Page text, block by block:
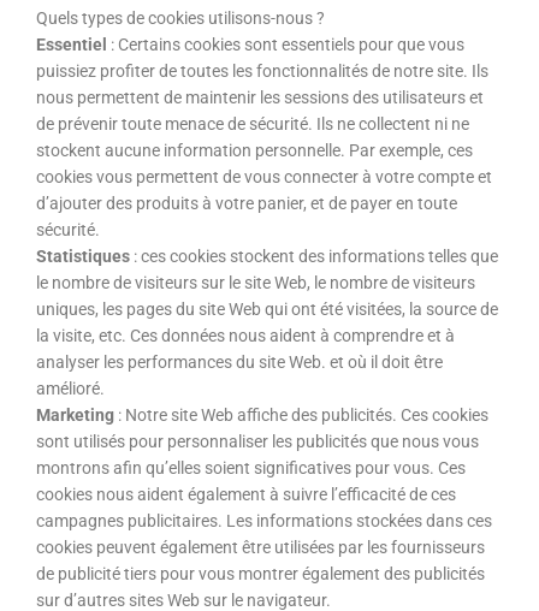
Quels types de cookies utilisons-nous ?
Essentiel : Certains cookies sont essentiels pour que vous
puissiez profiter de toutes les fonctionnalités de notre site. Ils
nous permettent de maintenir les sessions des utilisateurs et
de prévenir toute menace de sécurité. Ils ne collectent ni ne
stockent aucune information personnelle. Par exemple, ces
cookies vous permettent de vous connecter à votre compte et
d’ajouter des produits à votre panier, et de payer en toute
sécurité.
Statistiques : ces cookies stockent des informations telles que
le nombre de visiteurs sur le site Web, le nombre de visiteurs
uniques, les pages du site Web qui ont été visitées, la source de
la visite, etc. Ces données nous aident à comprendre et à
analyser les performances du site Web. et où il doit être
amélioré.
Marketing : Notre site Web affiche des publicités. Ces cookies
sont utilisés pour personnaliser les publicités que nous vous
montrons afin qu’elles soient significatives pour vous. Ces
cookies nous aident également à suivre l’efficacité de ces
campagnes publicitaires. Les informations stockées dans ces
cookies peuvent également être utilisées par les fournisseurs
de publicité tiers pour vous montrer également des publicités
sur d’autres sites Web sur le navigateur.